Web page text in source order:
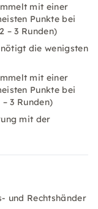
mit einer
Punkte bei
– 3 Runden)
die wenigsten
mit einer
Punkte bei
3 Runden)
mit der
und Rechtshänder